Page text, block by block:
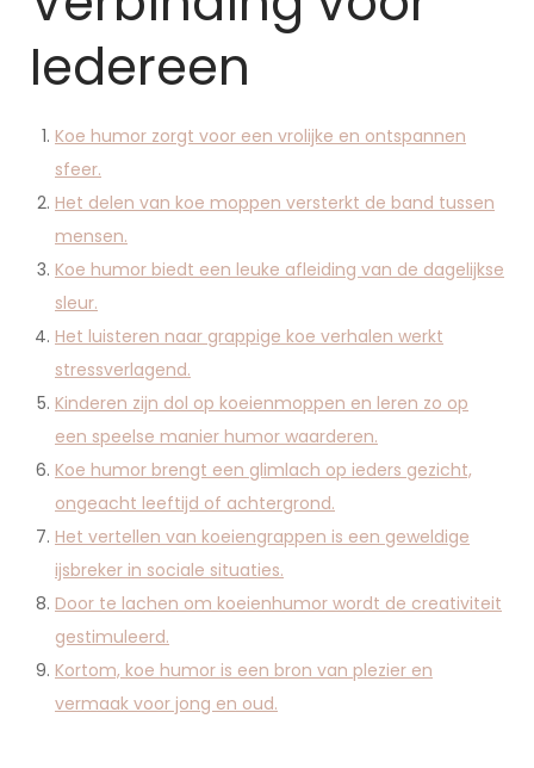
Iedereen
Koe humor zorgt voor een vrolijke en ontspannen
sfeer.
Het delen van koe moppen versterkt de band tussen
mensen.
Koe humor biedt een leuke afleiding van de dagelijkse
sleur.
Het luisteren naar grappige koe verhalen werkt
stressverlagend.
Kinderen zijn dol op koeienmoppen en leren zo op
een speelse manier humor waarderen.
Koe humor brengt een glimlach op ieders gezicht,
ongeacht leeftijd of achtergrond.
Het vertellen van koeiengrappen is een geweldige
ijsbreker in sociale situaties.
Door te lachen om koeienhumor wordt de creativiteit
gestimuleerd.
Kortom, koe humor is een bron van plezier en
vermaak voor jong en oud.